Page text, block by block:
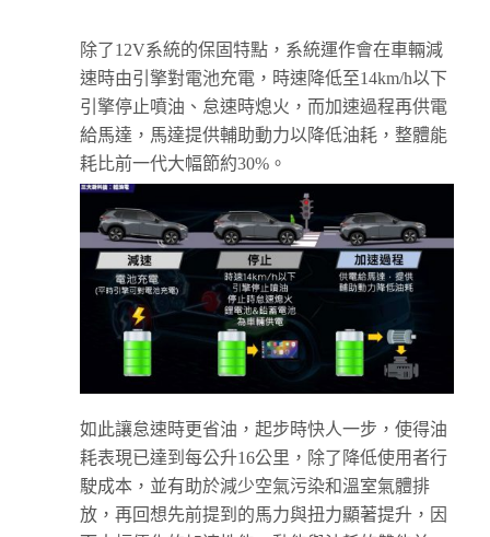
除了12V系統的保固特點，系統運作會在車輛減
速時由引擎對電池充電，時速降低至14km/h以下
引擎停止噴油、怠速時熄火，而加速過程再供電
給馬達，馬達提供輔助動力以降低油耗，整體能
耗比前一代大幅節約30%。
如此讓怠速時更省油，起步時快人一步，使得油
耗表現已達到每公升16公里，除了降低使用者行
駛成本，並有助於減少空氣污染和溫室氣體排
放，再回想先前提到的馬力與扭力顯著提升，因